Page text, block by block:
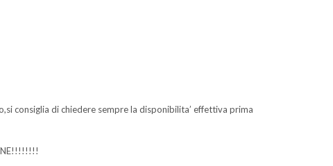
consiglia di chiedere sempre la disponibilita’ effettiva prima